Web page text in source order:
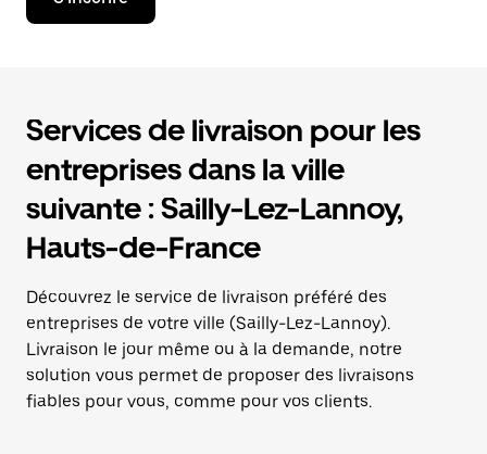
Services de livraison pour les
entreprises dans la ville
suivante : Sailly-Lez-Lannoy,
Hauts-de-France
Découvrez le service de livraison préféré des
entreprises de votre ville (Sailly-Lez-Lannoy).
Livraison le jour même ou à la demande, notre
solution vous permet de proposer des livraisons
fiables pour vous, comme pour vos clients.